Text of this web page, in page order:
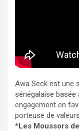
Awa Seck est une
sénégalaise
engagement en
porteuse de
*Les Moussors